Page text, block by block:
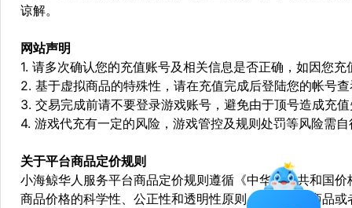
谅解。
网站声明
1. 请多次确认您的充值账号及相关信息是否正确，如因您
2. 基于虚拟商品的特殊性，请在充值完成后登陆您的帐号
3. 交易完成前请不要登录游戏账号，避免由于顶号造成充
4. 游戏代充有一定的风险，游戏管控及规则处罚等风险需
关于平台商品定价规则
小海鲸华人服务平台商品定价规则遵循《中华人民共和国
商品价格的科学性、公正性和透明性原则，依据相关商品